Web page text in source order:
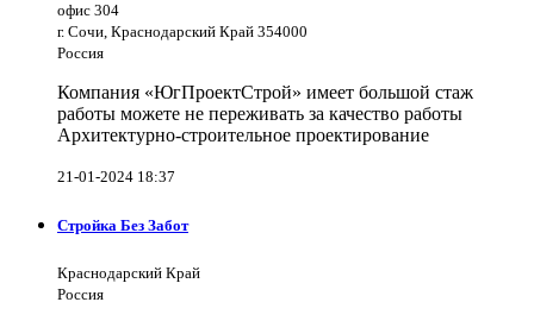
офис 304
г. Сочи, Краснодарский Край 354000
Россия
Компания «ЮгПроектСтрой» имеет большой стаж
работы можете не переживать за качество работы
Архитектурно-строительное проектирование
21-01-2024 18:37
Стройка Без Забот
Краснодарский Край
Россия